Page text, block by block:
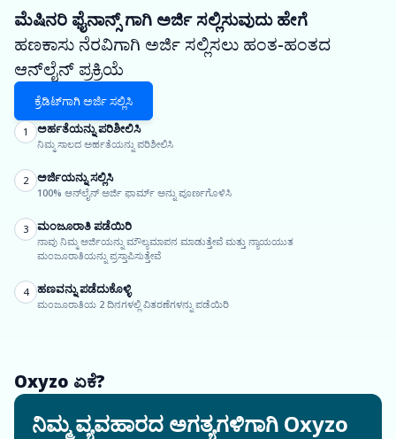
ಮೆಷಿನರಿ ಫೈನಾನ್ಸ್ ಗಾಗಿ ಅರ್ಜಿ ಸಲ್ಲಿಸುವುದು ಹೇಗೆ
ಹಣಕಾಸು ನೆರವಿಗಾಗಿ ಅರ್ಜಿ ಸಲ್ಲಿಸಲು ಹಂತ-ಹಂತದ
ಆನ್‌ಲೈನ್ ಪ್ರಕ್ರಿಯೆ
ಕ್ರೆಡಿಟ್‌ಗಾಗಿ ಅರ್ಜಿ ಸಲ್ಲಿಸಿ
1 ಅರ್ಹತೆಯನ್ನು ಪರಿಶೀಲಿಸಿ
ನಿಮ್ಮ ಸಾಲದ ಅರ್ಹತೆಯನ್ನು ಪರಿಶೀಲಿಸಿ
2 ಅರ್ಜಿಯನ್ನು ಸಲ್ಲಿಸಿ
100% ಆನ್‌ಲೈನ್ ಅರ್ಜಿ ಫಾರ್ಮ್ ಅನ್ನು ಪೂರ್ಣಗೊಳಿಸಿ
3 ಮಂಜೂರಾತಿ ಪಡೆಯಿರಿ
ನಾವು ನಿಮ್ಮ ಅರ್ಜಿಯನ್ನು ಮೌಲ್ಯಮಾಪನ ಮಾಡುತ್ತೇವೆ ಮತ್ತು ನ್ಯಾಯಯುತ
ಮಂಜೂರಾತಿಯನ್ನು ಪ್ರಸ್ತಾಪಿಸುತ್ತೇವೆ
4 ಹಣವನ್ನು ಪಡೆದುಕೊಳ್ಳಿ
ಮಂಜೂರಾತಿಯ 2 ದಿನಗಳಲ್ಲಿ ವಿತರಣೆಗಳನ್ನು ಪಡೆಯಿರಿ
Oxyzo ಏಕೆ?
ನಿಮ್ಮ ವ್ಯವಹಾರದ ಅಗತ್ಯಗಳಿಗಾಗಿ Oxyzo